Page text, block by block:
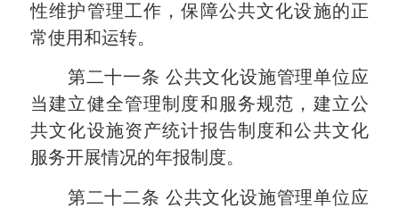
性维护管理工作，保障公共文化设施的正
常使用和运转。
第二十一条 公共文化设施管理单位应
当建立健全管理制度和服务规范，建立公
共文化设施资产统计报告制度和公共文化
服务开展情况的年报制度。
第二十二条 公共文化设施管理单位应